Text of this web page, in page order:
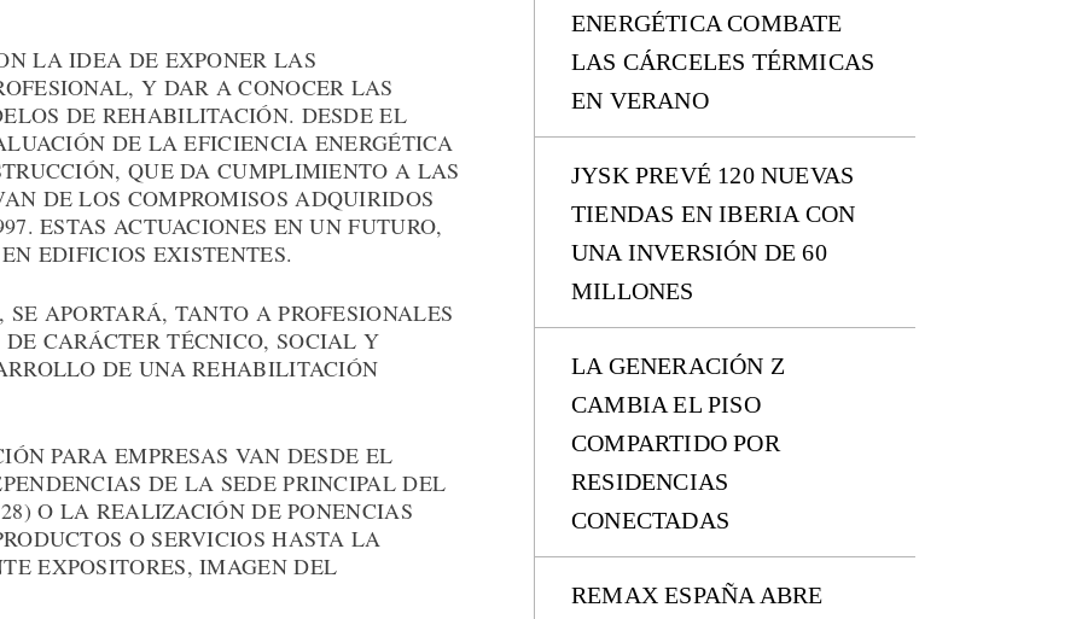
LA IDEA DE EXPONER LAS
Y DAR A CONOCER LAS
DE REHABILITACIÓN. DESDE EL
DE LA EFICIENCIA ENERGÉTICA
QUE DA CUMPLIMIENTO A LAS
DE LOS COMPROMISOS ADQUIRIDOS
ESTAS ACTUACIONES EN UN FUTURO,
EDIFICIOS EXISTENTES.
APORTARÁ, TANTO A PROFESIONALES
CARÁCTER TÉCNICO, SOCIAL Y
DE UNA REHABILITACIÓN
PARA EMPRESAS VAN DESDE EL
DE LA SEDE PRINCIPAL DEL
O LA REALIZACIÓN DE PONENCIAS
O SERVICIOS HASTA LA
EXPOSITORES, IMAGEN DEL
ENERGÉTICA COMBATE
LAS CÁRCELES TÉRMICAS
EN VERANO
JYSK PREVÉ 120 NUEVAS
TIENDAS EN IBERIA CON
UNA INVERSIÓN DE 60
MILLONES
LA GENERACIÓN Z
CAMBIA EL PISO
COMPARTIDO POR
RESIDENCIAS
CONECTADAS
REMAX ESPAÑA ABRE